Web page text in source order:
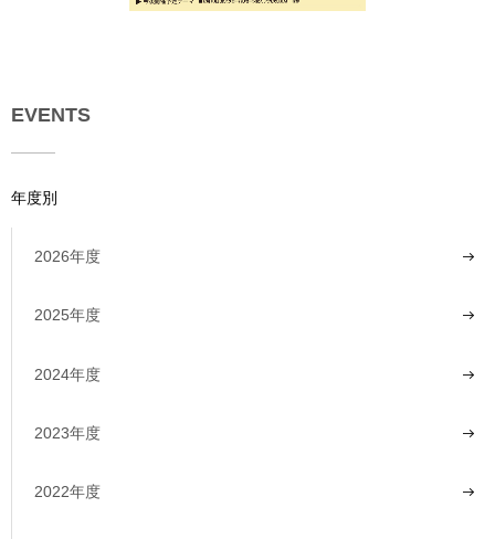
EVENTS
年度別
2026年度
2025年度
2024年度
2023年度
2022年度